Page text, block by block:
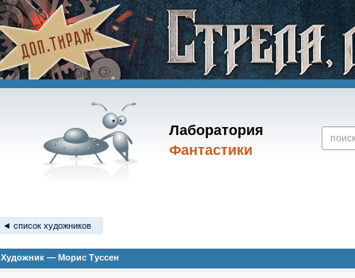
Лаборатория
Фантастики
◄ список художников
Художник — Морис Туссен